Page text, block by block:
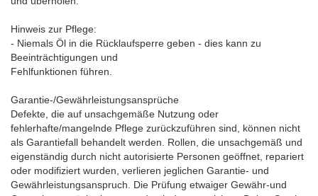
Hinweis zur Pflege:
- Niemals Öl in die Rücklaufsperre geben - dies kann zu
Beeinträchtigungen und
Fehlfunktionen führen.
Garantie-/Gewährleistungsansprüche
Defekte, die auf unsachgemäße Nutzung oder
fehlerhafte/mangelnde Pflege zurückzuführen sind, können nicht
als Garantiefall behandelt werden. Rollen, die unsachgemäß und
eigenständig durch nicht autorisierte Personen geöffnet, repariert
oder modifiziert wurden, verlieren jeglichen Garantie- und
Gewährleistungsanspruch. Die Prüfung etwaiger Gewähr-und